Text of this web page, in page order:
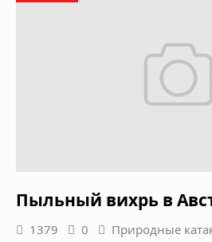
Пыльный вихрь в
1379 0 Природные